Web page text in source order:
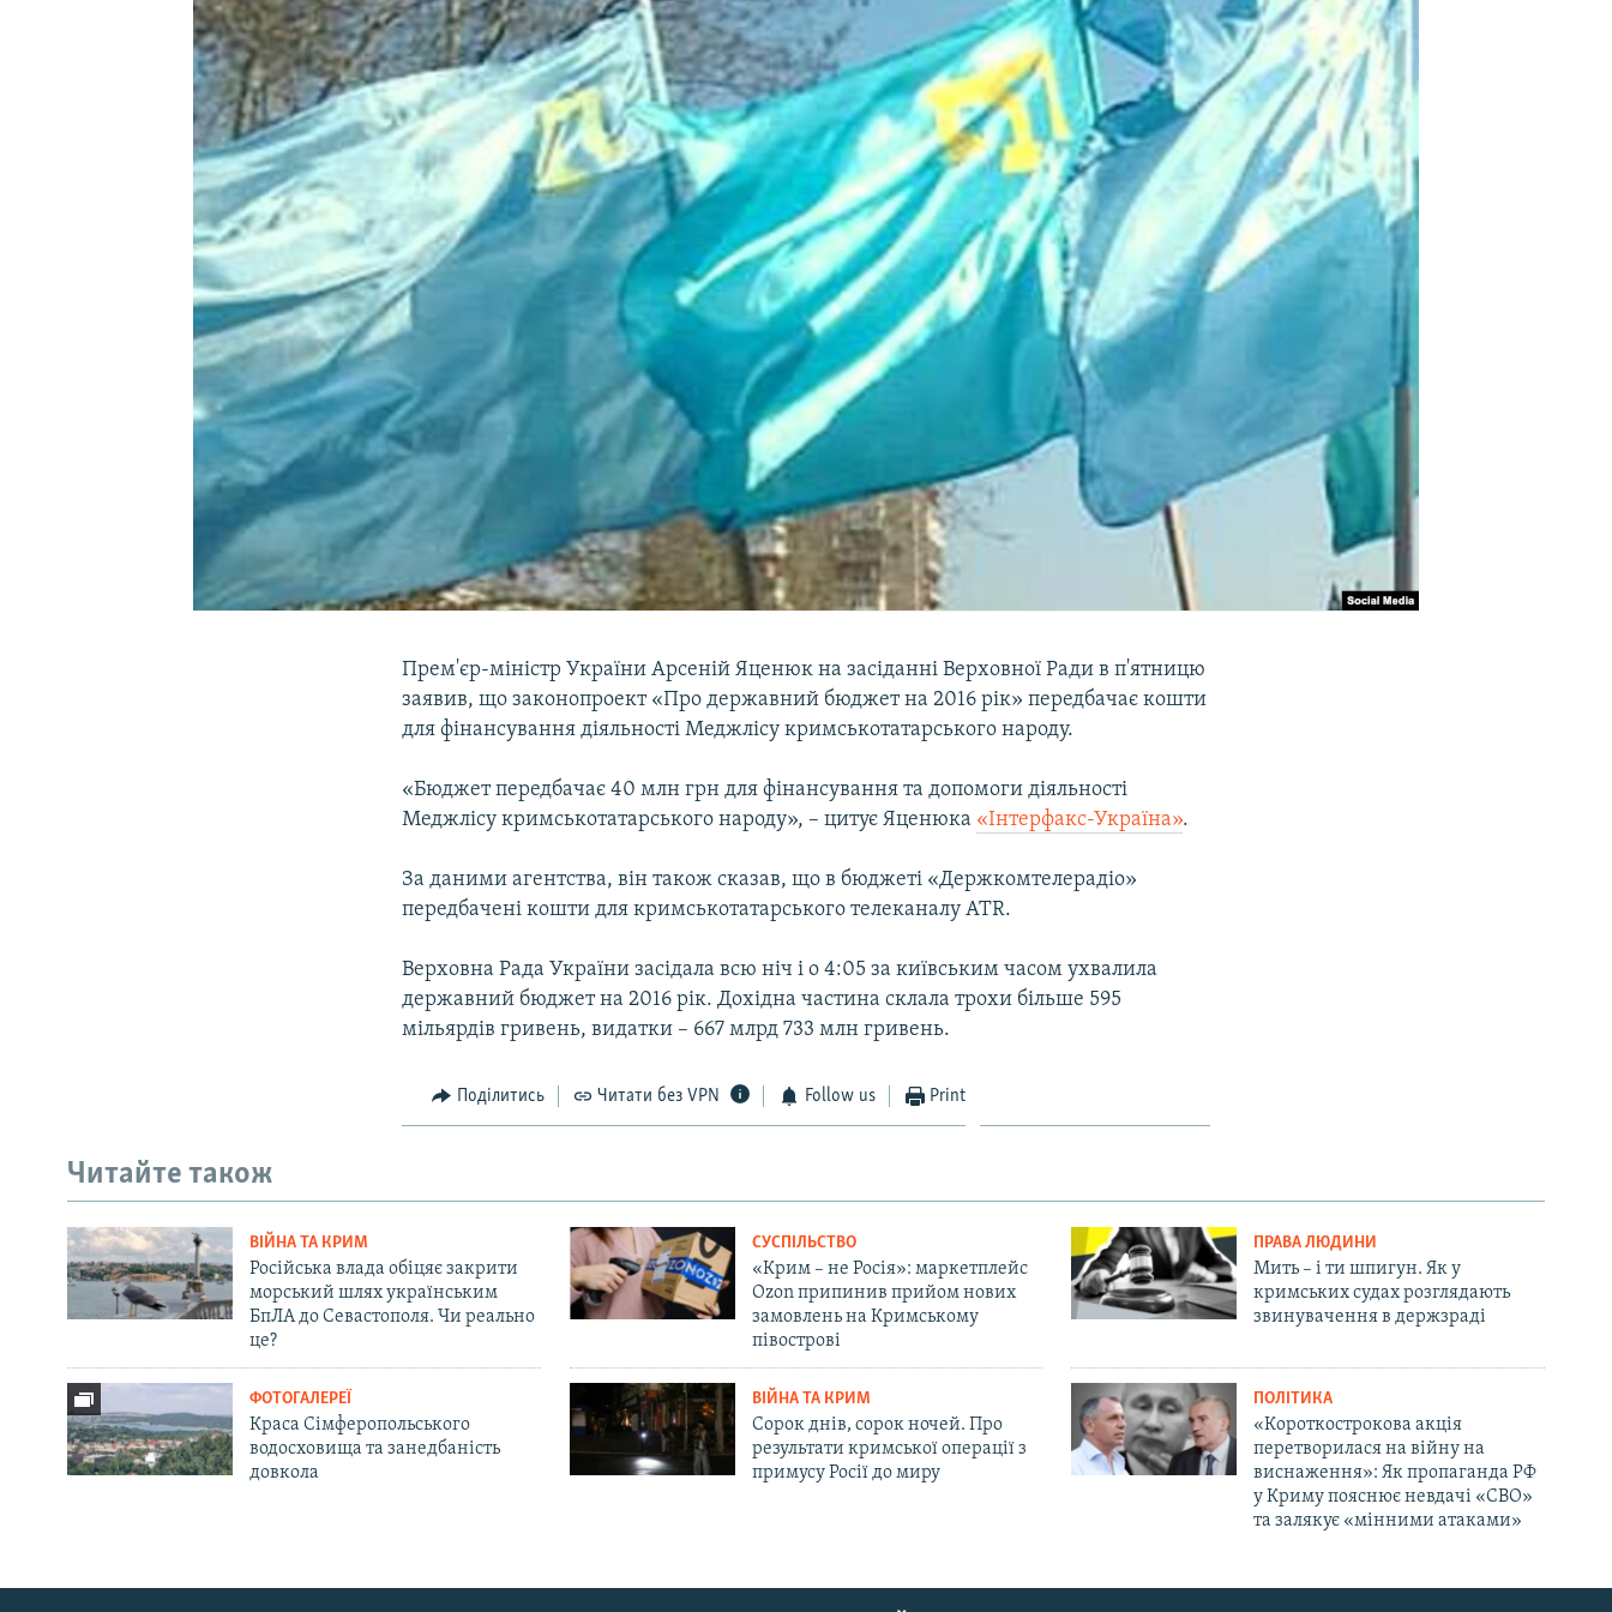
УКРАЇНСЬКА ПРОБЛЕМА КРИМУ
Русский
Прем'єр-міністр України Арсеній Яценюк на засіданні Верховної Ради в п'ятницю
заявив, що законопроект «Про державний бюджет на 2016 рік» передбачає кошти
для фінансування діяльності Меджлісу кримськотатарського народу.
«Бюджет передбачає 40 млн грн для фінансування та допомоги діяльності
Меджлісу кримськотатарського народу», – цитує Яценюка «Інтерфакс-Україна».
За даними агентства, він також сказав, що в бюджеті «Держкомтелерадіо»
передбачені кошти для кримськотатарського телеканалу АТR.
Верховна Рада України засідала всю ніч і о 4:05 за київським часом ухвалила
державний бюджет на 2016 рік. Дохідна частина склала трохи більше 595
мільярдів гривень, видатки – 667 млрд 733 млн гривень.
Поділитись Читати без VPN Follow us Print
Читайте також
ВІЙНА ТА КРИМ
Російська влада обіцяє закрити
морський шлях українським
БпЛА до Севастополя. Чи реально
це?
СУСПІЛЬСТВО
«Крим – не Росія»: маркетплейс
Ozon припинив прийом нових
замовлень на Кримському
півострові
ПРАВА ЛЮДИНИ
Мить – і ти шпигун. Як у
кримських судах розглядають
звинувачення в держзраді
ФОТОГАЛЕРЕЇ
Краса Сімферопольського
водосховища та занедбаність
довкола
ВІЙНА ТА КРИМ
Сорок днів, сорок ночей. Про
результати кримської операції з
примусу Росії до миру
ПОЛІТИКА
«Короткострокова акція
перетворилася на війну на
виснаження»: Як пропаганда РФ
у Криму пояснює невдачі «СВО»
та залякує «мінними атаками»